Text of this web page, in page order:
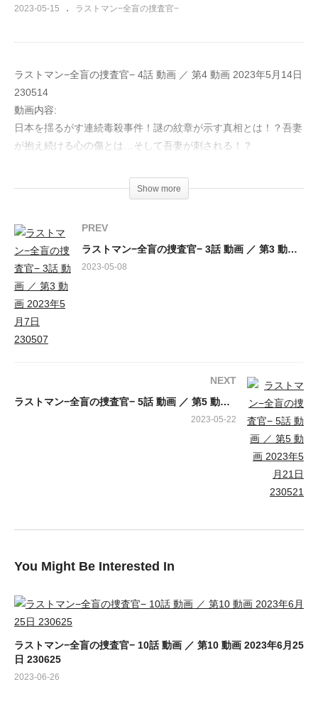
2023-05-15 ラストマン−全盲の捜査官−
ラストマン−全盲の捜査官− 4話 動画 ／ 第4 動画 2023年5月14日
230514
動画内容:
日本を揺るがす連続毒殺事件！謎の紋章が示す真相とは！？吾妻
が抱え続ける心の傷とは…そして吾妻が刺される！？
皆実広見・・・福山雅治、護道心太朗・・・大泉洋、護道
馬目吉春・・・松尾諭、今藤完治・・・今井朋彦、長谷川壮
太・・・奥智哉、難波望海・・・王林、護道清二・・・寺尾聰、
佐久良円花・・・吉田羊、護道京吾・・・上川隆也
Show more
PREV
ラストマン−全盲の捜査官− 3話 動画 ／ 第3 動画 2023年5月7日 230507
2023-05-08
NEXT
ラストマン−全盲の捜査官− 5話 動画 ／ 第5 動画 2023年5月21日 230521
2023-05-22
You Might Be Interested In
ラストマン−全盲の捜査官− 10話 動画 ／ 第10 動画 2023年6月25
日 230625
2023-06-26